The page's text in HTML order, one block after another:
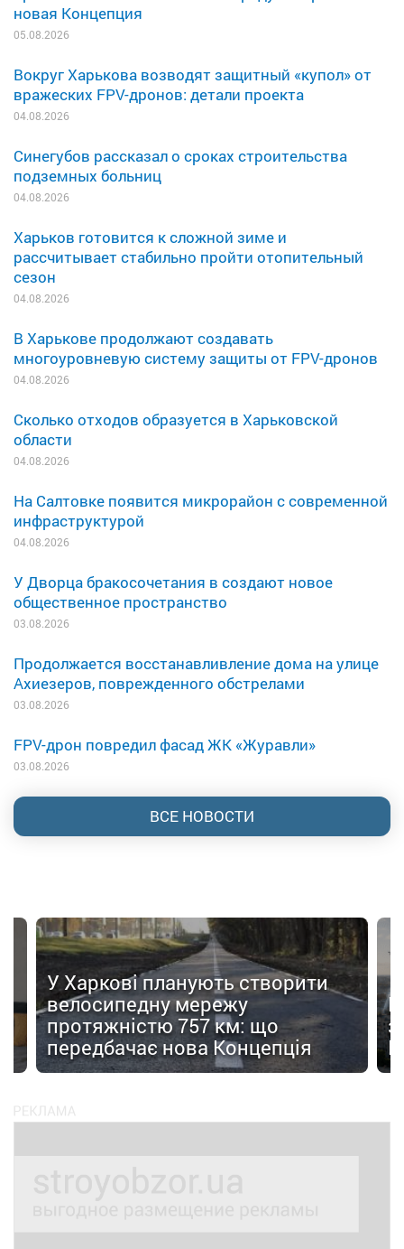
новая Концепция
05.08.2026
Вокруг Харькова возводят защитный «купол» от
вражеских FPV-дронов: детали проекта
04.08.2026
Синегубов рассказал о сроках строительства
подземных больниц
04.08.2026
Харьков готовится к сложной зиме и
рассчитывает стабильно пройти отопительный
сезон
04.08.2026
В Харькове продолжают создавать
многоуровневую систему защиты от FPV-дронов
04.08.2026
Сколько отходов образуется в Харьковской
области
04.08.2026
На Салтовке появится микрорайон с современной
инфраструктурой
04.08.2026
У Дворца бракосочетания в создают новое
общественное пространство
03.08.2026
Продолжается восстанавливление дома на улице
Ахиезеров, поврежденного обстрелами
03.08.2026
FPV-дрон повредил фасад ЖК «Журавли»
03.08.2026
ВСЕ НОВОСТИ
У Харкові планують створити
велосипедну мережу
протяжністю 757 км: що
передбачає нова Концепція